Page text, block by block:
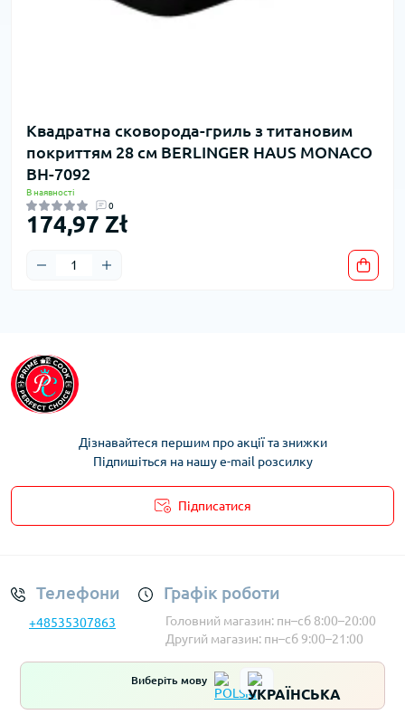
Квадратна сковорода-гриль з титановим
покриттям 28 см BERLINGER HAUS MONACO
BH-7092
В наявності
0
174,97 Zł
Дізнавайтеся першим про акції та знижки
Підпишіться на нашу e-mail розсилку
Підписатися
Телефони
+48535307863
Графік роботи
Головний магазин: пн–сб 8:00–20:00
Другий магазин: пн–сб 9:00–21:00
Виберіть мову